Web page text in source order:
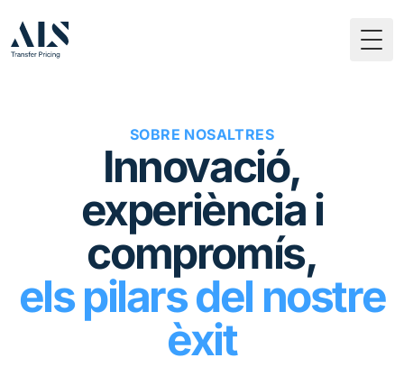
SOBRE NOSALTRES
Innovació,
experiència i
compromís,
els pilars del nostre
èxit